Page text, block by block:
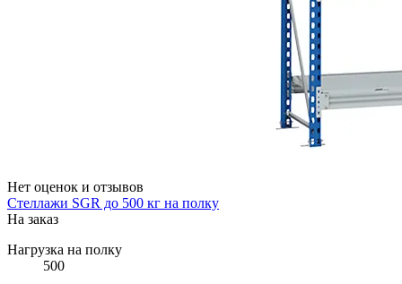
Нет оценок и отзывов
Стеллажи SGR до 500 кг на полку
На заказ
Нагрузка на полку
500